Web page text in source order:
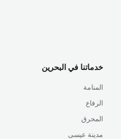
خدماتنا في البحرين
المنامة
الرفاع
المحرق
مدينة عيسى